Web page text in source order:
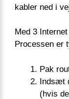
kabler ned i
Med 3
Processen er
Pak
Indsæt
(hvis